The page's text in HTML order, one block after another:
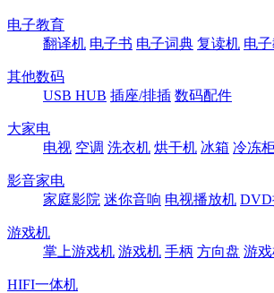
电子教育
翻译机 电子书 电子词典 复读机 电
其他数码
USB HUB 插座/排插 数码配件
大家电
电视 空调 洗衣机 烘干机 冰箱 冷冻
影音家电
家庭影院 迷你音响 电视播放机 DVD
游戏机
掌上游戏机 游戏机 手柄 方向盘 游
HIFI一体机